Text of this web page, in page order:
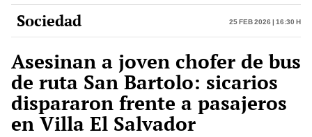
Sociedad 25 Feb 2026 | 16:30 h
Asesinan a joven chofer de bus
de ruta San Bartolo: sicarios
dispararon frente a pasajeros
en Villa El Salvador